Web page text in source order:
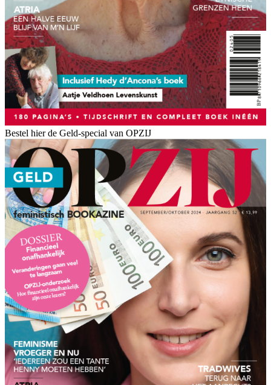
Bestel hier de Geld-special van OPZIJ